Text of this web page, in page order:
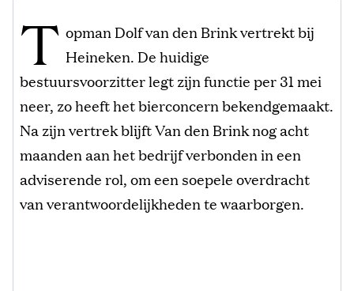
T opman Dolf van den Brink vertrekt bij
Heineken. De huidige
bestuursvoorzitter legt zijn functie per 31 mei
neer, zo heeft het bierconcern bekendgemaakt.
Na zijn vertrek blijft Van den Brink nog acht
maanden aan het bedrijf verbonden in een
adviserende rol, om een soepele overdracht
van verantwoordelijkheden te waarborgen.